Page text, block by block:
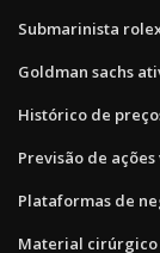
Submarinista
Goldman sachs
Histórico de
Previsão de ações
Plataformas de
Material